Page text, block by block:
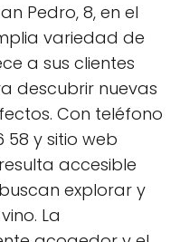
Pedro, 8, en el
variedad de
a sus clientes
descubrir nuevas
Con teléfono
58 y sitio web
accesible
explorar y
La